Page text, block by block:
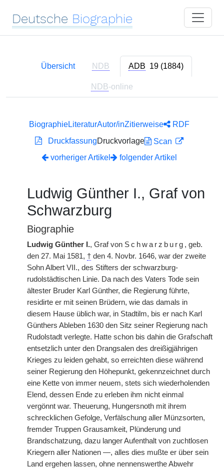
Deutsche Biographie
Übersicht NDB ADB 19 (1884)
NDB-online
BiographieLiteraturAutor/inZitierweise
RDF
DruckfassungDruckvorlage
Scan
vorheriger Artikel
folgender Artikel
Ludwig Günther I., Graf von
Schwarzburg
Biographie
Ludwig Günther I., Graf von Schwarzburg , geb.
den 27. Mai 1581, † den 4. Novbr. 1646, war der zweite
Sohn Albert VII., des Stifters der schwarzburg-
rudolstädtischen Linie. Da nach des Vaters Tode sein
ältester Bruder Karl Günther, die Regierung führte,
residirte er mit seinen Brüdern, wie das damals in
diesem Hause üblich war, in Stadtilm, bis er nach Karl
Günthers Ableben 1630 den Sitz seiner Regierung nach
Rudolstadt verlegte. Hatte schon bis dahin die Grafschaft
entsetzlich unter den Drangsalen des dreißigjährigen
Krieges zu leiden gehabt, so erreichten diese während
seiner Regierung den Höhepunkt, gekennzeichnet durch
eine Kette von immer neuem, stets sich wiederholenden
Elend, dessen Ende zu erleben ihm nicht einmal
vergönnt war. Theuerung, Hungersnoth mit ihrem
schrecklichen Gefolge, Verfälschung aller Münzsorten,
fremder Truppen Grausamkeit, Plünderung und
Brandschatzung, dazu langer Aufenthalt von zuchtlosen
Kriegern aller Nationen —, alles dies mußte er über sein
Land ergehen lassen, ohne nennenswerthe Abwehr